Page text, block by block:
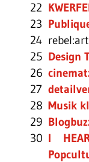
22
23
24 rebel:art
25 Design
26
27
28 Musik
29
30 I